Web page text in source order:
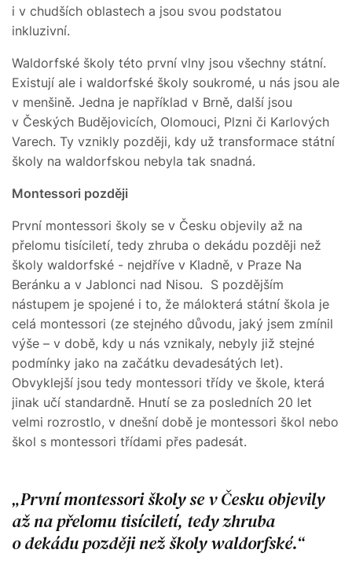
i v chudších oblastech a jsou svou podstatou
inkluzivní.
Waldorfské školy této první vlny jsou všechny státní.
Existují ale i waldorfské školy soukromé, u nás jsou ale
v menšině. Jedna je například v Brně, další jsou
v Českých Budějovicích, Olomouci, Plzni či Karlových
Varech. Ty vznikly později, kdy už transformace státní
školy na waldorfskou nebyla tak snadná.
Montessori později
První montessori školy se v Česku objevily až na
přelomu tisíciletí, tedy zhruba o dekádu později než
školy waldorfské - nejdříve v Kladně, v Praze Na
Beránku a v Jablonci nad Nisou. S pozdějším
nástupem je spojené i to, že málokterá státní škola je
celá montessori (ze stejného důvodu, jaký jsem zmínil
výše – v době, kdy u nás vznikaly, nebyly již stejné
podmínky jako na začátku devadesátých let).
Obvyklejší jsou tedy montessori třídy ve škole, která
jinak učí standardně. Hnutí se za posledních 20 let
velmi rozrostlo, v dnešní době je montessori škol nebo
škol s montessori třídami přes padesát.
První montessori školy se v Česku objevily
až na přelomu tisíciletí, tedy zhruba
o dekádu později než školy waldorfské.